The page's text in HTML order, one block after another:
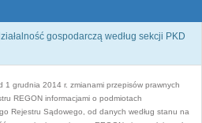
gospodarczą według sekcji PKD
1 grudnia 2014 r. zmianami przepisów prawnych
REGON informacjami o podmiotach
Rejestru Sądowego, od danych według stanu na